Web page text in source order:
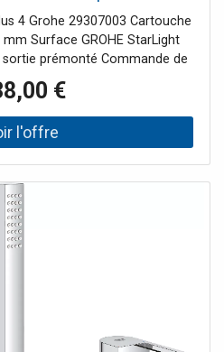
4 Grohe 29307003 Cartouche
Surface GROHE StarLight
prémonté Commande de
Levier de commande en métal
Cube 6 6 l / min Flexible de
tuyaux de raccordement
de douche intrinsèquement
€